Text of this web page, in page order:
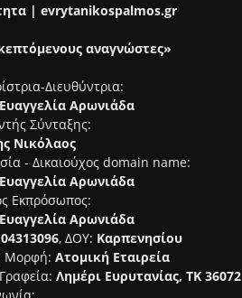
| evrytanikospalmos.gr
αναγνώστες»
Διευθύντρια:
Αρωνιάδα
Σύνταξης:
Νικόλαος
- Δικαιούχος domain name:
Αρωνιάδα
Εκπρόσωπος:
Αρωνιάδα
, ΔΟΥ: Καρπενησίου
Μορφή: Ατομική Εταιρεία
Λημέρι Ευρυτανίας, ΤΚ 36072